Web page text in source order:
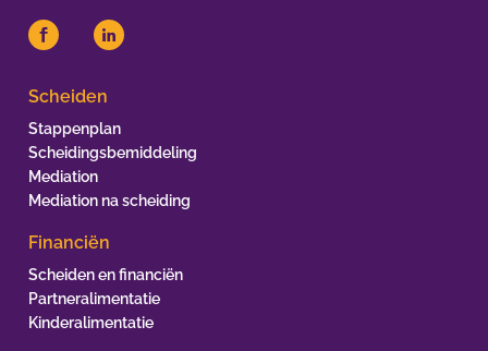
Scheiden
Stappenplan
Scheidingsbemiddeling
Mediation
Mediation na scheiding
Financiën
Scheiden en financiën
Partneralimentatie
Kinderalimentatie